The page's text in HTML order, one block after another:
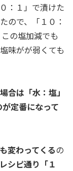
：１」で漬けた
ので、「１０：
の塩加減でも
味がが弱くても
合は「水：塩」
定番になって
変わってくるの
シピ通り「１